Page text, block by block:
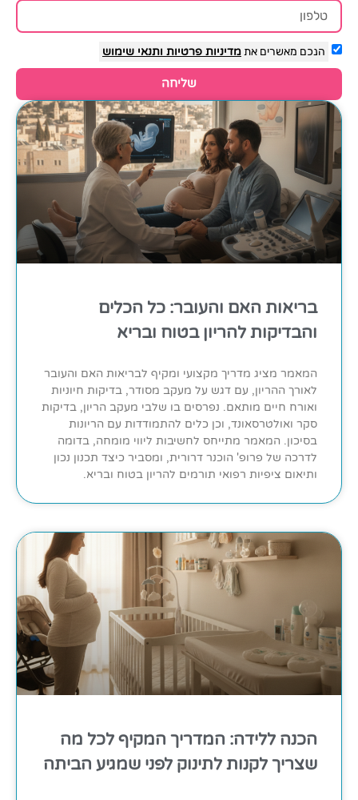
הנכם מאשרים אתמדיניות פרטיות ותנאי שימוש
שליחה
בריאות האם והעובר: כל הכלים
והבדיקות להריון בטוח ובריא
המאמר מציג מדריך מקצועי ומקיף לבריאות האם והעובר
לאורך ההריון, עם דגש על מעקב מסודר, בדיקות חיוניות
ואורח חיים מותאם. נפרסים בו שלבי מעקב הריון, בדיקות
סקר ואולטרסאונד, וכן כלים להתמודדות עם הריונות
בסיכון. המאמר מתייחס לחשיבות ליווי מומחה, בדומה
לדרכה של פרופ' הוכנר דרורית, ומסביר כיצד תכנון נכון
ותיאום ציפיות רפואי תורמים להריון בטוח ובריא.
הכנה ללידה: המדריך המקיף לכל מה
שצריך לקנות לתינוק לפני שמגיע הביתה